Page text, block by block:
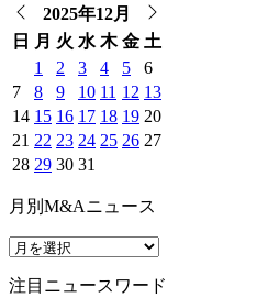
2025年12月
日
月 火 水 木 金 土
1
2 3 4 5
6
7
8 9 10 11 12 13
14 15 16 17 18 19 20
21 22 23 24 25 26 27
28 29 30 31
月別M&Aニュース
注目ニュースワード